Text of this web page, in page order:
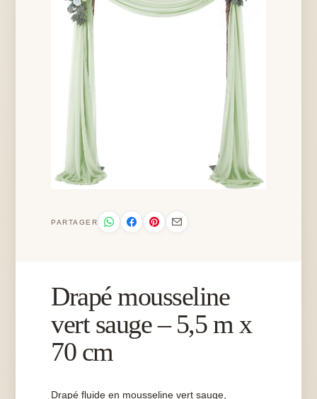
PARTAGER
Drapé mousseline
vert sauge – 5,5 m x
70 cm
Drapé fluide en mousseline vert sauge,